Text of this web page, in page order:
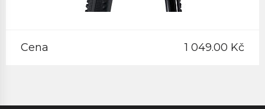
Cena 1 049.00 Kč